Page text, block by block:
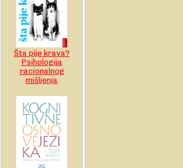
Šta pije krava?
Psihologija
racionalnog
mišljenja